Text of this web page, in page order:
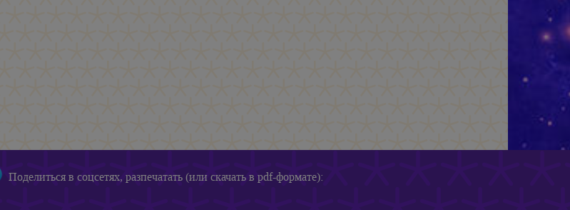
Поделиться в соцсетях, разпечатать (или скачать в pdf-формате):